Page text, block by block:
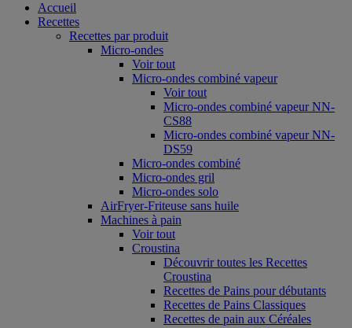
Accueil
Recettes
Recettes par produit
Micro-ondes
Voir tout
Micro-ondes combiné vapeur
Voir tout
Micro-ondes combiné vapeur NN-
CS88
Micro-ondes combiné vapeur NN-
DS59
Micro-ondes combiné
Micro-ondes gril
Micro-ondes solo
AirFryer-Friteuse sans huile
Machines à pain
Voir tout
Croustina
Découvrir toutes les Recettes
Croustina
Recettes de Pains pour débutants
Recettes de Pains Classiques
Recettes de pain aux Céréales